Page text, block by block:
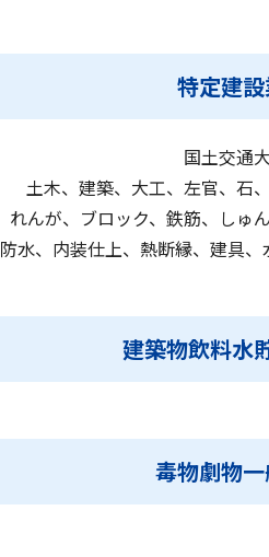
特定建
国土交通
土木、建築、大工、左官、石
れんが、ブロック、鉄筋、しゅ
防水、内装仕上、熱断縁、建具
建築物飲料水
毒物劇物